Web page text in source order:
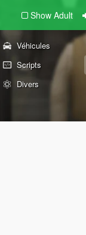
Show Adult
Véhicules
Scripts
Divers